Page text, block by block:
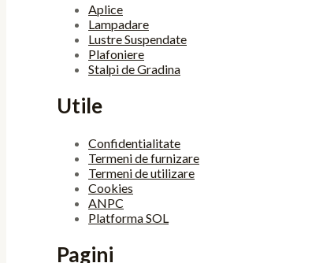
Aplice
Lampadare
Lustre Suspendate
Plafoniere
Stalpi de Gradina
Utile
Confidentialitate
Termeni de furnizare
Termeni de utilizare
Cookies
ANPC
Platforma SOL
Pagini